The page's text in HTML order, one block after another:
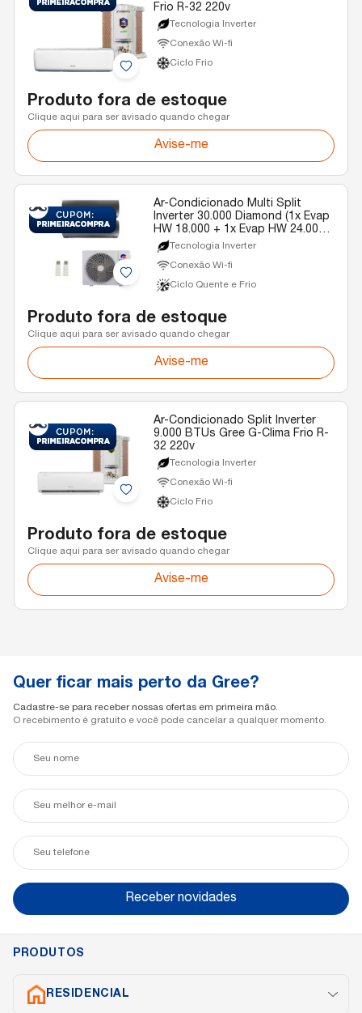
Frio R-32 220v
Tecnologia Inverter
Conexão Wi-fi
Ciclo Frio
Produto fora de estoque
Clique aqui para ser avisado quando chegar
Avise-me
Ar-Condicionado Multi Split
Inverter 30.000 Diamond (1x Evap
HW 18.000 + 1x Evap HW 24.000)
Gree Quente/Frio R-32 220v
Tecnologia Inverter
Conexão Wi-fi
Ciclo Quente e Frio
Produto fora de estoque
Clique aqui para ser avisado quando chegar
Avise-me
Ar-Condicionado Split Inverter
9.000 BTUs Gree G-Clima Frio R-
32 220v
Tecnologia Inverter
Conexão Wi-fi
Ciclo Frio
Produto fora de estoque
Clique aqui para ser avisado quando chegar
Avise-me
Quer ficar mais perto da Gree?
Cadastre-se para receber nossas ofertas em primeira mão.
O recebimento é gratuito e você pode cancelar a qualquer momento.
Seu
nome
Seu
mail
Seu
telefone
Receber novidades
PRODUTOS
RESIDENCIAL